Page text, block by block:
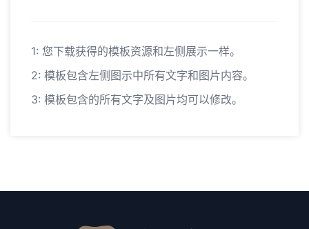
1: 您下载获得的模板资源和左侧展示一样。
2: 模板包含左侧图示中所有文字和图片内容。
3: 模板包含的所有文字及图片均可以修改。